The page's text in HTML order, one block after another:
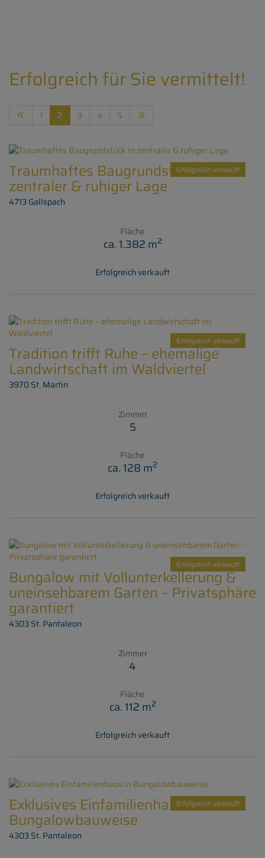
Erfolgreich für Sie vermittelt!
1 2 3 4 5
Erfolgreich verkauft
Traumhaftes Baugrundstück in
zentraler & ruhiger Lage
4713 Gallspach
Fläche
ca. 1.382 m2
Erfolgreich verkauft
Erfolgreich verkauft
Tradition trifft Ruhe – ehemalige
Landwirtschaft im Waldviertel
3970 St. Martin
Zimmer
5
Fläche
ca. 128 m2
Erfolgreich verkauft
Erfolgreich verkauft
Bungalow mit Vollunterkellerung &
uneinsehbarem Garten – Privatsphäre
garantiert
4303 St. Pantaleon
Zimmer
4
Fläche
ca. 112 m2
Erfolgreich verkauft
Erfolgreich verkauft
Exklusives Einfamilienhaus in
Bungalowbauweise
4303 St. Pantaleon